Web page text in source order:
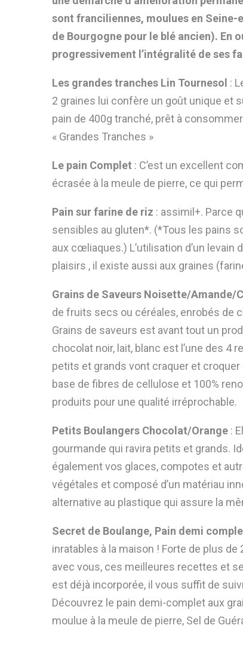
sont franciliennes, moulues en
de Bourgogne pour le blé ancien). En
progressivement l’intégralité de ses
Les grandes tranches Lin Tournesol :
2 graines lui confère un goût unique et
pain de 400g tranché, prêt à
« Grandes Tranches »
Le pain Complet : C’est un excellent
écrasée à la meule de pierre, ce qui
Pain sur farine de riz : assimil+. Parce
sensibles au gluten*. (*Tous les pains
aux cœliaques.) L’utilisation d’un
plaisirs , il existe aussi aux graines
Grains de Saveurs Noisette/Amande/
de fruits secs ou céréales, enrobés de
Grains de saveurs est avant tout un
chocolat noir, lait, blanc est l’une des 4
petits et grands vont craquer et croquer
base de fibres de cellulose et 100%
produits pour une qualité irréprochable.
Petits Boulangers Chocolat/Orange :
gourmande qui ravira petits et grands.
également vos glaces, compotes et
végétales et composé d’un matériau
alternative au plastique qui assure la
Secret de Boulange, Pain demi
inratables à la maison ! Forte de plus
avec vous, ces meilleures recettes et
est déjà incorporée, il vous suffit de
Découvrez le pain demi-complet aux
moulue à la meule de pierre, Sel de